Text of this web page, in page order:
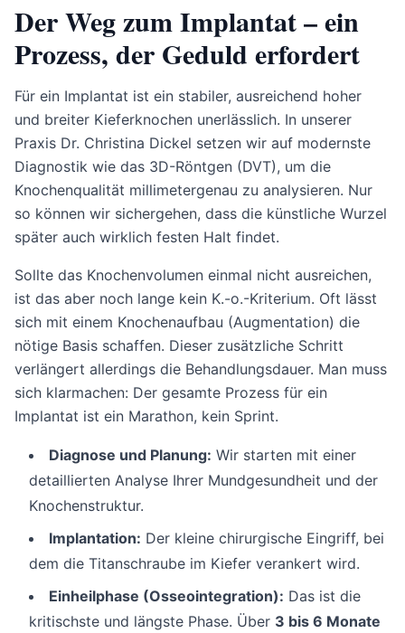
Der Weg zum Implantat – ein
Prozess, der Geduld erfordert
Für ein Implantat ist ein stabiler, ausreichend hoher
und breiter Kieferknochen unerlässlich. In unserer
Praxis Dr. Christina Dickel setzen wir auf modernste
Diagnostik wie das 3D-Röntgen (DVT), um die
Knochenqualität millimetergenau zu analysieren. Nur
so können wir sichergehen, dass die künstliche Wurzel
später auch wirklich festen Halt findet.
Sollte das Knochenvolumen einmal nicht ausreichen,
ist das aber noch lange kein K.-o.-Kriterium. Oft lässt
sich mit einem Knochenaufbau (Augmentation) die
nötige Basis schaffen. Dieser zusätzliche Schritt
verlängert allerdings die Behandlungsdauer. Man muss
sich klarmachen: Der gesamte Prozess für ein
Implantat ist ein Marathon, kein Sprint.
Diagnose und Planung: Wir starten mit einer
detaillierten Analyse Ihrer Mundgesundheit und der
Knochenstruktur.
Implantation: Der kleine chirurgische Eingriff, bei
dem die Titanschraube im Kiefer verankert wird.
Einheilphase (Osseointegration): Das ist die
kritischste und längste Phase. Über 3 bis 6 Monate